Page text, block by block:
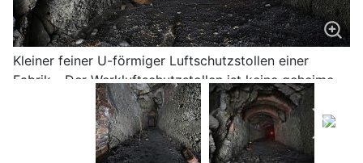
Kleiner feiner U-förmiger Luftschutzstollen einer
Fabrik - Der Werkluftschutzstollen ist keine geheime
U-Verlagerung der Nazis aus dem zweiten Weltkrieg